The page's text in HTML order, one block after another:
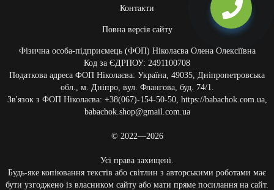
Контакти
Повна версія сайту
Фізична особа-підприємець (ФОП) Ніколаєва Олена Олексіївна
Код за ЄДРПОУ: 2491100708
Податкова адреса ФОП Ніколаєва: Україна, 49035, Дніпропетровська
обл., м. Дніпро, вул. Флангова, буд. 74/1.
Зв'язок з ФОП Ніколаєва: +38(067)-154-50-50, https://babachok.com.ua,
babachok.shop@gmail.com.ua
© 2022—2026
Усі права захищені.
Будь-яке копіювання текстів або світлин з авторськими роботами має
бути узгоджено із власником сайту або мати пряме посилання на сайт.